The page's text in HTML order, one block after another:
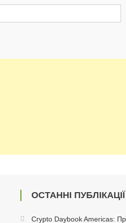
ОСТАННІ ПУБЛІКАЦІЇ
Crypto Daybook Americas: